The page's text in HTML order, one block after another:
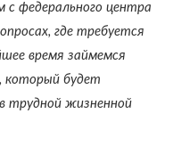
с федерального центра
где требуется
время займемся
который будет
трудной жизненной